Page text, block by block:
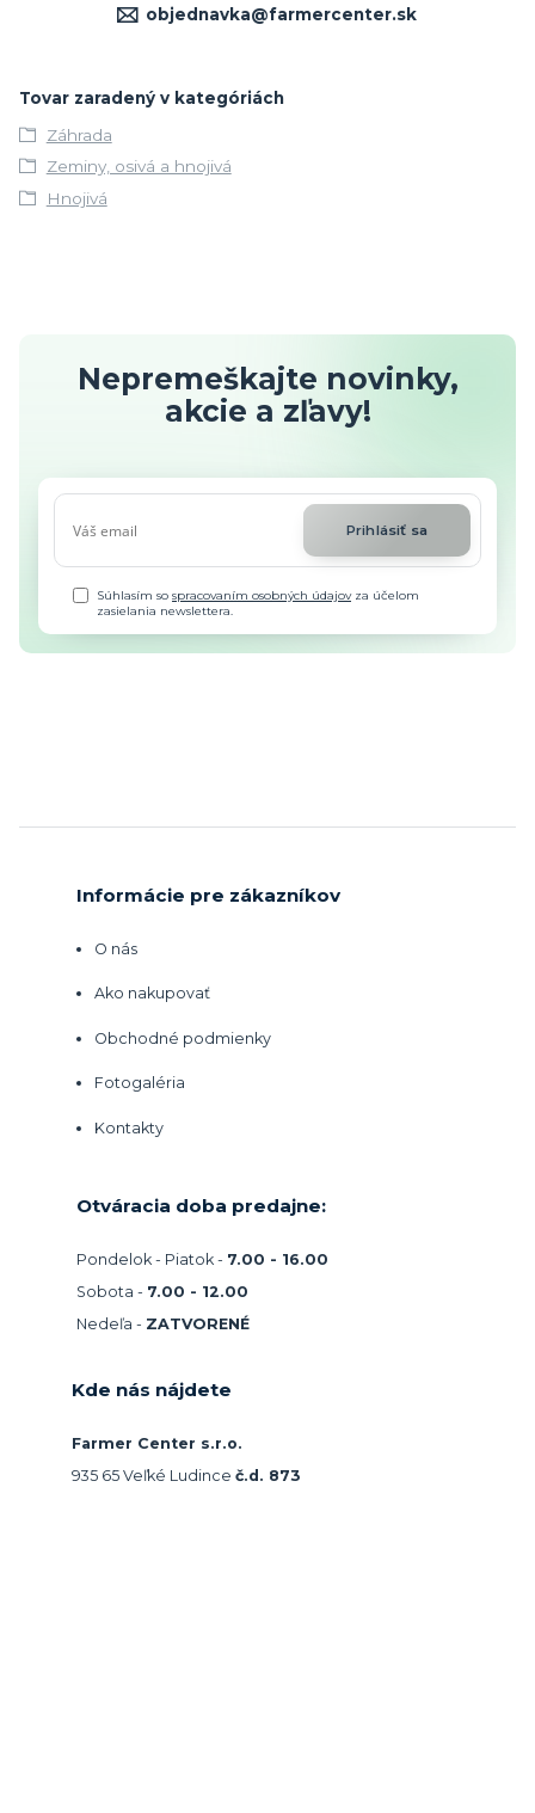
objednavka@farmercenter.sk
Tovar zaradený v kategóriách
Záhrada
Zeminy, osivá a hnojivá
Hnojivá
Nepremeškajte novinky,
akcie a zľavy!
Prihlásiť sa
Súhlasím sospracovaním osobných údajovza účelom
zasielania newslettera.
Informácie pre zákazníkov
O nás
Ako nakupovať
Obchodné podmienky
Fotogaléria
Kontakty
Otváracia doba predajne:
Pondelok - Piatok - 7.00 - 16.00
Sobota - 7.00 - 12.00
Nedeľa - ZATVORENÉ
Kde nás nájdete
Farmer Center s.r.o.
935 65 Veľké Ludince č.d. 873